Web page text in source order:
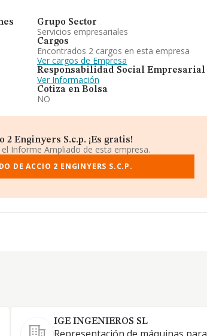
Grupo Sector
Servicios empresariales
Cargos
Encontrados 2 cargos en esta empresa
Ver cargos de Empresa
Responsabilidad Social Empresarial
Ver Información
Cotiza en Bolsa
NO
Enginyers S.c.p. ¡Es gratis!
Informe Ampliado de esta empresa.
DE ACCIO 2 ENGINYERS S.C.P.
IGE INGENIEROS SL